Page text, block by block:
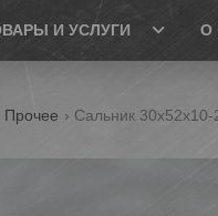
И УСЛУГИ О
Прочее Сальник